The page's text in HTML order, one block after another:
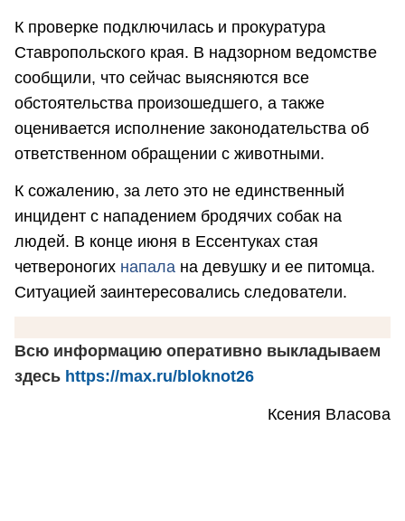
К проверке подключилась и прокуратура
Ставропольского края. В надзорном ведомстве
сообщили, что сейчас выясняются все
обстоятельства произошедшего, а также
оценивается исполнение законодательства об
ответственном обращении с животными.
К сожалению, за лето это не единственный
инцидент с нападением бродячих собак на
людей. В конце июня в Ессентуках стая
четвероногих напала на девушку и ее питомца.
Ситуацией заинтересовались следователи.
Всю информацию оперативно выкладываем
здесь https://max.ru/bloknot26
Ксения Власова